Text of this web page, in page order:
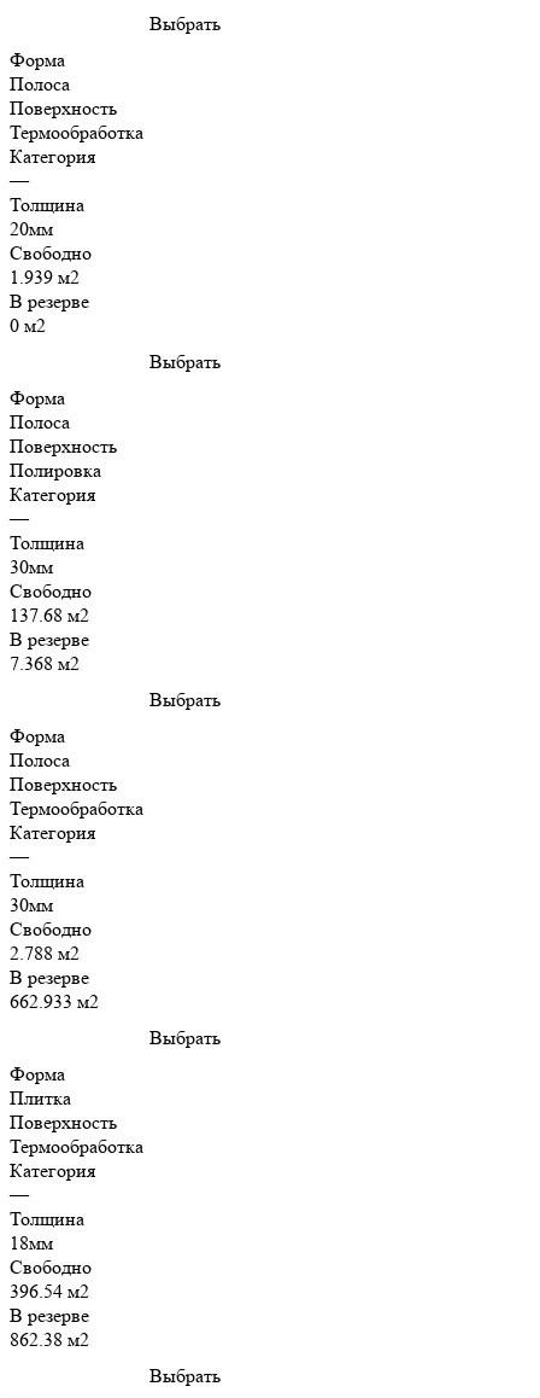
Выбрать
Форма
Полоса
Поверхность
Термообработка
Категория
—
Толщина
20мм
Свободно
1.939 м2
В резерве
0 м2
Выбрать
Форма
Полоса
Поверхность
Полировка
Категория
—
Толщина
30мм
Свободно
137.68 м2
В резерве
7.368 м2
Выбрать
Форма
Полоса
Поверхность
Термообработка
Категория
—
Толщина
30мм
Свободно
2.788 м2
В резерве
662.933 м2
Выбрать
Форма
Плитка
Поверхность
Термообработка
Категория
—
Толщина
18мм
Свободно
396.54 м2
В резерве
862.38 м2
Выбрать